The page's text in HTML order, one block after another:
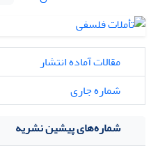
مقالات آماده انتشار
شماره جاری
شماره‌های پیشین نشریه